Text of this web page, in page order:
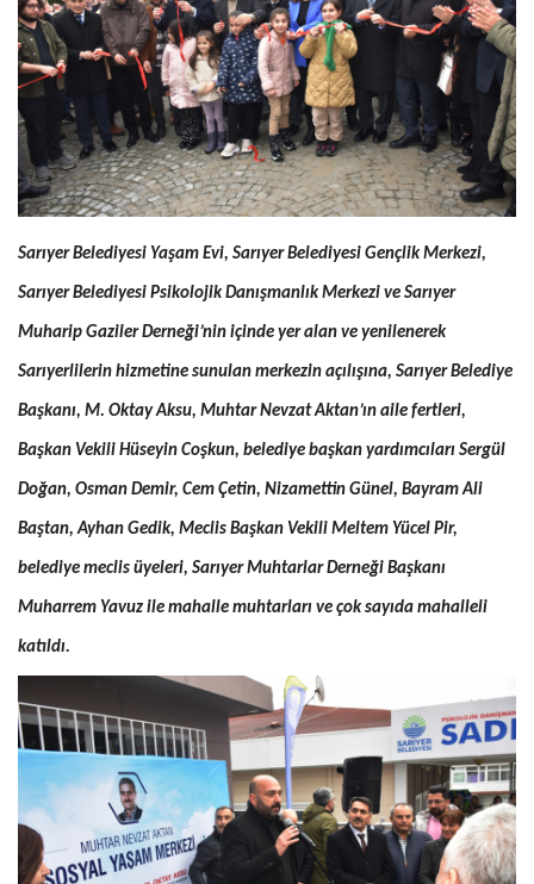
Sarıyer Belediyesi Yaşam Evi, Sarıyer Belediyesi Gençlik Merkezi,
Sarıyer Belediyesi Psikolojik Danışmanlık Merkezi ve Sarıyer
Muharip Gaziler Derneği’nin içinde yer alan ve yenilenerek
Sarıyerlilerin hizmetine sunulan merkezin açılışına, Sarıyer Belediye
Başkanı, M. Oktay Aksu, Muhtar Nevzat Aktan’ın aile fertleri,
Başkan Vekili Hüseyin Coşkun, belediye başkan yardımcıları Sergül
Doğan, Osman Demir, Cem Çetin, Nizamettin Günel, Bayram Ali
Baştan, Ayhan Gedik, Meclis Başkan Vekili Meltem Yücel Pir,
belediye meclis üyeleri, Sarıyer Muhtarlar Derneği Başkanı
Muharrem Yavuz ile mahalle muhtarları ve çok sayıda mahalleli
katıldı.